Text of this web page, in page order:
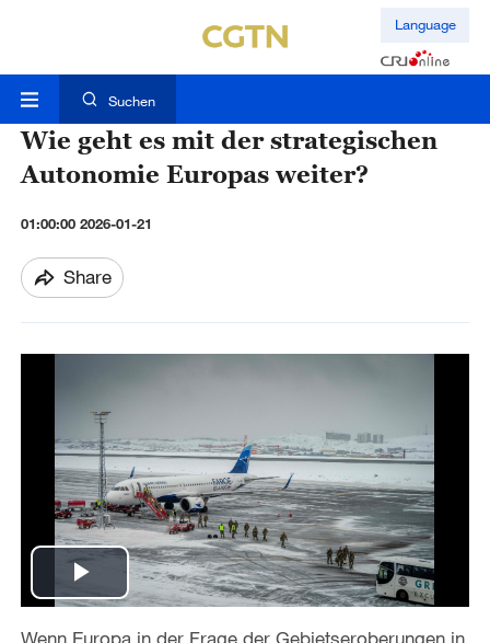
Language
Suchen
Wie geht es mit der strategischen
Autonomie Europas weiter?
01:00:00 2026-01-21
Share
P
Wenn Europa in der Frage der Gebietseroberungen in